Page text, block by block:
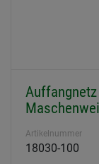
Artikelnummer
18030-100